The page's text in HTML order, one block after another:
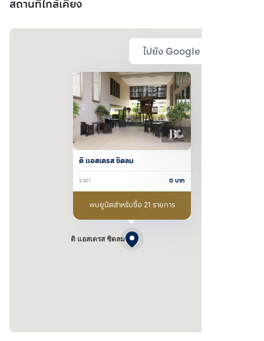
สถานที่ใกล้เคียง
ไปยัง Google Map
ดิ แอสเดรส ชิดลม
ดิ แอสเดรส ชิดลม
ราคา 0บาท
พบยูนิตสำหรับซื้อ 21 รายการ